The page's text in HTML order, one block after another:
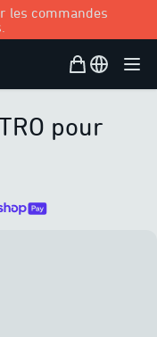
les commandes
Panier d’achat
Open user
pour